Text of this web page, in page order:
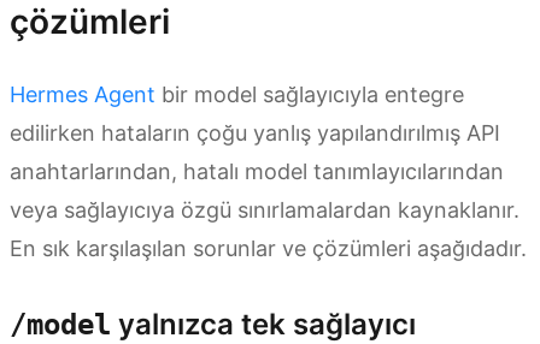
çözümleri
Hermes Agent bir model sağlayıcıyla entegre
edilirken hataların çoğu yanlış yapılandırılmış API
anahtarlarından, hatalı model tanımlayıcılarından
veya sağlayıcıya özgü sınırlamalardan kaynaklanır.
En sık karşılaşılan sorunlar ve çözümleri aşağıdadır.
/model yalnızca tek sağlayıcı